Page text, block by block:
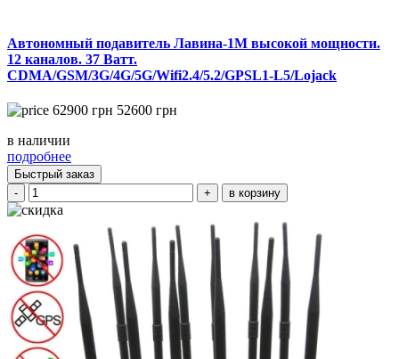
Автономный подавитель Лавина-1М высокой мощности.
12 каналов. 37 Ватт.
CDMA/GSM/3G/4G/5G/Wifi2.4/5.2/GPSL1-L5/Lojack
62900 грн 52600 грн
в наличии
подробнее
Быстрый заказ
-
+ в корзину